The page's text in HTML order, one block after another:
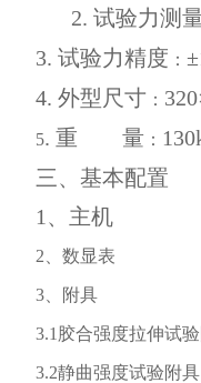
2. 试验力测
3. 试验力精度 ：
4. 外型尺寸 ：
5. 重 量 ：
三、基本配置
1 、主机
2 、数显表
3 、附具
3.1 胶合强度拉伸试
3.2静曲强度试验附具